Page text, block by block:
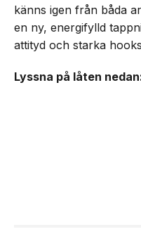
känns igen från båda
en ny, energifylld
attityd och starka
Lyssna på låten